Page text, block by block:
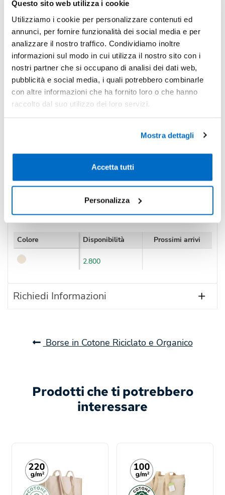
Questo sito web utilizza i cookie
Utilizziamo i cookie per personalizzare contenuti ed
annunci, per fornire funzionalità dei social media e per
analizzare il nostro traffico. Condividiamo inoltre
informazioni sul modo in cui utilizza il nostro sito con i
nostri partner che si occupano di analisi dei dati web,
pubblicità e social media, i quali potrebbero combinarle
con altre informazioni che ha fornito loro o che hanno
raccolto dal suo utilizzo dei loro servizi.
Mostra dettagli
Accetta tutti
Personalizza
Pezzi 500 -35% € 1,11
Pezzi 1000 -38% € 1,05
Non trovi la quantità in tabella?Calcola il preventivo
Colore Disponibilità Prossimi arrivi
2.800
Richiedi Informazioni
Borse in Cotone Riciclato e Organico
Prodotti che ti potrebbero
interessare